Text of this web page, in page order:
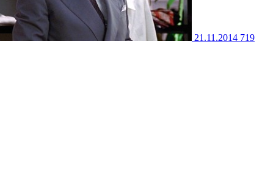
21.11.2014 719